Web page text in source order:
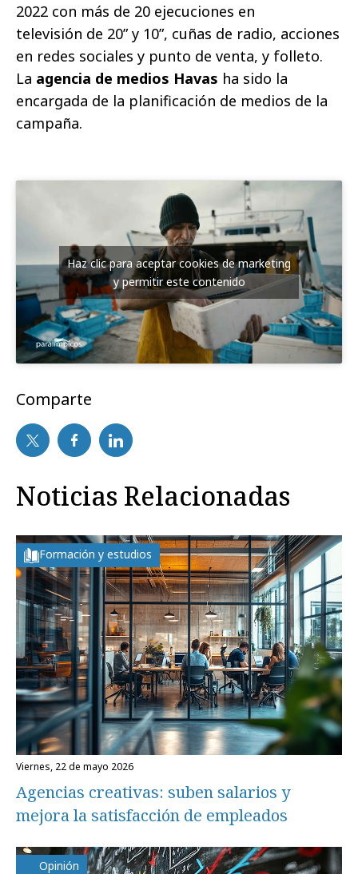
2022 con más de 20 ejecuciones en
televisión de 20” y 10”, cuñas de radio, acciones
en redes sociales y punto de venta, y folleto.
La agencia de medios Havas ha sido la
encargada de la planificación de medios de la
campaña.
Haz clic para aceptar cookies de marketing
y permitir este contenido
Comparte
Noticias Relacionadas
Formación y estudios
viernes, 22 de mayo 2026
Agencias creativas: suben salarios y
mejora la satisfacción de empleados
Opinión